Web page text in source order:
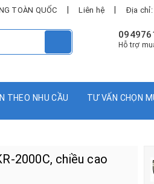
TOÀN QUỐC Liên hệ Địa chỉ:
Hỗ trợ
THEO NHU CẦU TƯ VẤN CHỌN
2000C, chiều cao